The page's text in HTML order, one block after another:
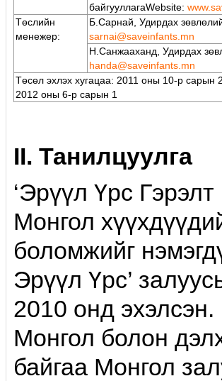
байгууллагаWebsite:
Төслийн
менежер:
Б.Сарнай, Удирдах
sarnai@saveinfants.mn
Н.Санжааханд, Удирдах
handa@saveinfants.mn
Төсөл эхлэх хугацаа: 2011 оны 10-р сарын
2012 оны 6-р сарын 1
II. Танилцуулга
‘Эрүүл Үрс
Монгол
боломжийг
Эрүүл Үрс’
2010 онд эхэлсэн.
Монгол болон
байгаа Монгол